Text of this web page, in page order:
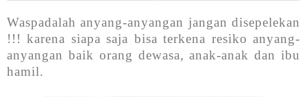
Waspadalah anyang-anyangan jangan disepelekan
!!! karena siapa saja bisa terkena resiko anyang-
anyangan baik orang dewasa, anak-anak dan ibu
hamil.